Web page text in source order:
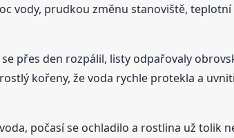
vody, prudkou změnu stanoviště,
přes den rozpálil, listy odpařovaly
kořeny, že voda rychle protekla a
počasí se ochladilo a rostlina už tolik